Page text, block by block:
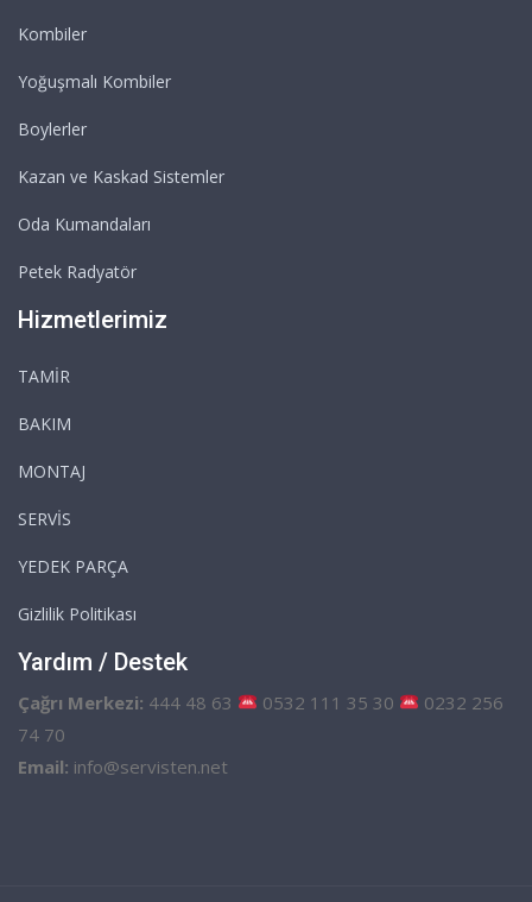
Kombiler
Yoğuşmalı Kombiler
Boylerler
Kazan ve Kaskad Sistemler
Oda Kumandaları
Petek Radyatör
Hizmetlerimiz
TAMİR
BAKIM
MONTAJ
SERVİS
YEDEK PARÇA
Gizlilik Politikası
Yardım / Destek
Çağrı Merkezi: 444 48 63 0532 111 35 30
0232 256
74 70
Email: info@servisten.net